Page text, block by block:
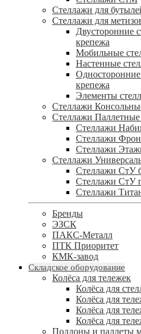
Стеллажи для
Стеллажи для
Двусторонние
крепежа
Мобильные
Настенные
крепежа
Элементы
Стеллажи
Стеллажи
Стеллажи
Стеллажи
Стеллажи
Стеллажи
Стеллажи СтУ
Стеллажи СтУ
Стеллажи
Бренды
ЭЗСК
ПАКС-Металл
ПТК Приоритет
КМК-завод
Складское оборудование
Колёса для тележек
Колёса для
Колёса для
Колёса для
Колёса для
Поддоны и паллеты